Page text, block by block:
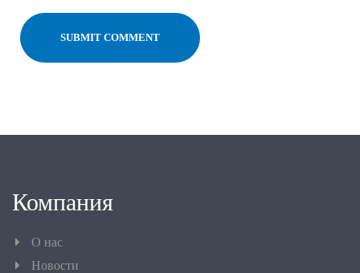
Компания
О нас
Новости